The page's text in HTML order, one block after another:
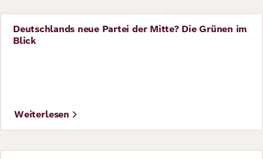
Perspective
Deutschlands neue Partei der Mitte? Die Grünen im
Blick
Weiterlesen